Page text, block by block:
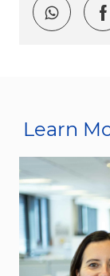
Learn